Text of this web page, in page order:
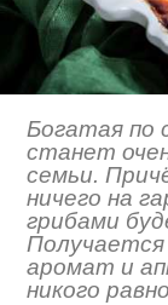
Богатая по
станет
семьи.
ничего на
грибами
Получается
аромат и
никого